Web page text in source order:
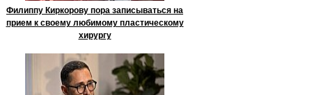
Филиппу Киркорову пора записываться на
прием к своему любимому пластическому
хирургу